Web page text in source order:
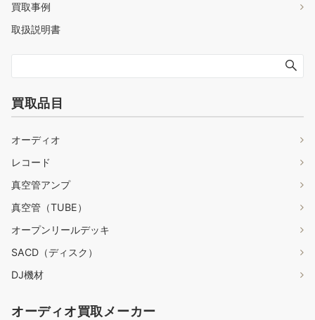
買取事例
取扱説明書
買取品目
オーディオ
レコード
真空管アンプ
真空管（TUBE）
オープンリールデッキ
SACD（ディスク）
DJ機材
オーディオ買取メーカー